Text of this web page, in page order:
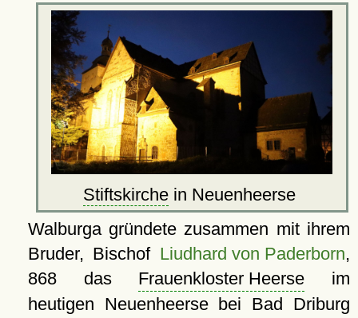
Stiftskirche in Neuenheerse
Walburga gründete zusammen mit ihrem
Bruder, Bischof Liudhard von Paderborn,
868 das Frauenkloster Heerse im
heutigen Neuenheerse bei Bad Driburg